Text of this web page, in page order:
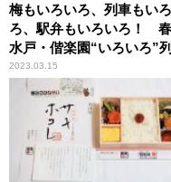
梅もいろいろ、列車もい
ろ、駅弁もいろいろ！
水戸・偕楽園“いろいろ”
旅
2023.03.15